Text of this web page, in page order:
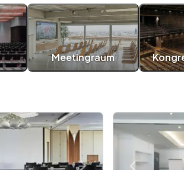
Meetingraum